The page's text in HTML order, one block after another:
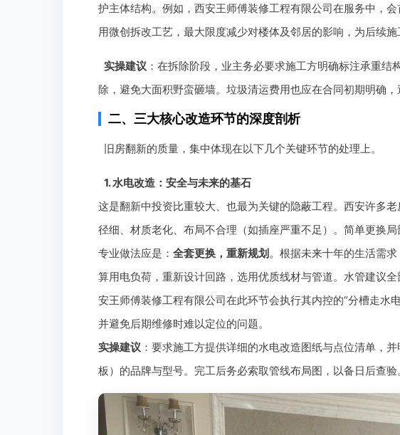
护主体结构。例如，西安王师傅装修工程有限公司在服务中，
用微创拆改工艺，最大限度减少对楼体及邻居的影响，为后续施
实操建议 ：在拆除阶段，业主务必要求施工方明确标注承重
除，避免大面积野蛮砸墙。垃圾清运费用也应在合同初期明确，
二、三大核心改造环节的深度剖析
旧房翻新的质量，集中体现在以下几个关键环节的处理上。
1. 水电改造：安全与未来的基石
这是翻新中投资比重较大、也最为关键的隐蔽工程。西安许多
径细、材质老化、布局不合理（如插座严重不足）。简单更换局
专业做法应是： 全套更换，重新规划。根据未来十年的生活需
算用电负荷，重新设计回路，选用优质线材与管道。水管建议
安王师傅装修工程有限公司在此环节会执行其内控的“分槽走水
并避免后期维修时难以定位的问题。
实操建议 ：要求施工方提供详细的水电改造图纸与点位清单，
板）的品牌与型号。完工后务必索取管线布局图，以备日后查验